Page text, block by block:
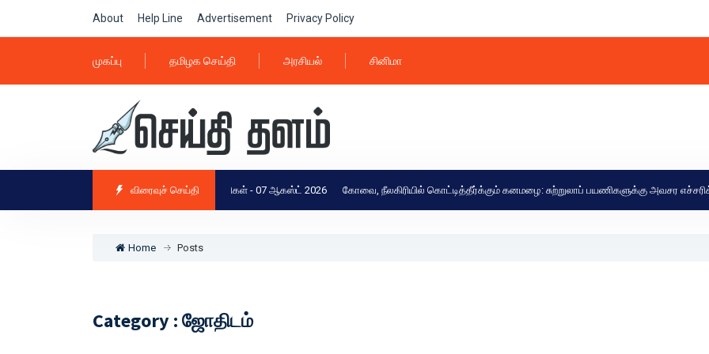
About Help Line Advertisement Privacy Policy
முகப்பு தமிழக செய்தி அரசியல் சினிமா
விரைவுச் செய்தி
டாப் 25 தேசிய மற்றும் தமிழக செய்திகள் - 07 ஆகஸ்ட் 2026 கோவை, நீலகிரியில் கொட்டித்தீர்க்கும் கனமழை: சுற்றுலாப் பயணிகளுக்கு அவசர எச்சரிக்கை!
Home Posts
Category : ஜோதிடம்